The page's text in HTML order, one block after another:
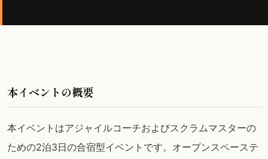
本イベントの概要
本イベントはアジャイルコーチおよびスクラムマスターの
ための2泊3日の合宿型イベントです。オープンスペーステ